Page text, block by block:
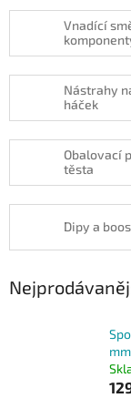
Vnadící
Nástrahy
háček
Obalovací
těsta
Dipy a